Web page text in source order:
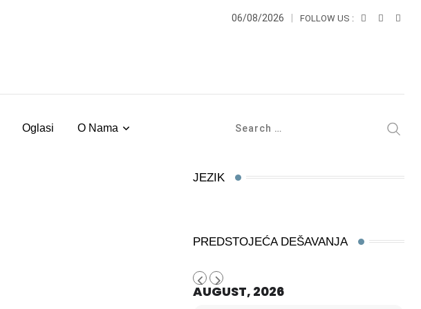
06/08/2026 FOLLOW US :
Oglasi O Nama
JEZIK
PREDSTOJEĆA DEŠAVANJA
AUGUST, 2026